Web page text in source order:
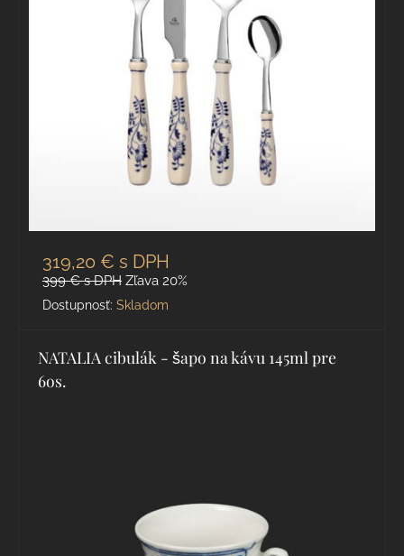
319,20 € s DPH
399 €s DPH Zľava 20%
Dostupnosť: Skladom
NATALIA cibulák - šapo na kávu 145ml pre
6os.